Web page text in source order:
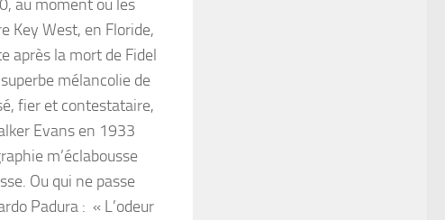
au moment où les
Key West, en Floride,
après la mort de Fidel
mélancolie de
fier et contestataire,
Evans en 1933
m’éclabousse
Ou qui ne passe
Padura : « L’odeur